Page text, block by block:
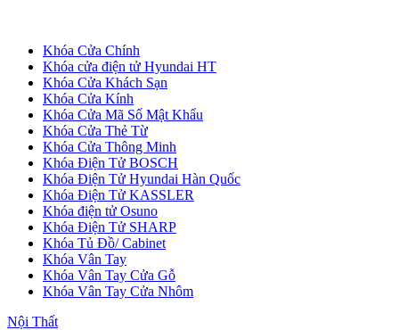
CỬA NHỰA
Cửa Nhựa Gỗ Composite
Khóa Cửa Chính
Khóa cửa điện tử Hyundai HT
Khóa Cửa Khách Sạn
Khóa Cửa Kính
Khóa Cửa Mã Số Mật Khẩu
Khóa Cửa Thẻ Từ
Khóa Cửa Thông Minh
Khóa Điện Tử BOSCH
Khóa Điện Tử Hyundai Hàn Quốc
Khóa Điện Tử KASSLER
Khóa điện tử Osuno
Khóa Điện Tử SHARP
Khóa Tủ Đồ/ Cabinet
Khóa Vân Tay
Khóa Vân Tay Cửa Gỗ
Khóa Vân Tay Cửa Nhôm
Nội Thất